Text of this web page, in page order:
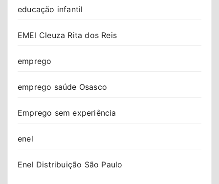
educação infantil
EMEI Cleuza Rita dos Reis
emprego
emprego saúde Osasco
Emprego sem experiência
enel
Enel Distribuição São Paulo